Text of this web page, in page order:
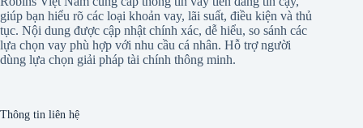
giúp bạn hiểu rõ các loại khoản vay, lãi suất, điều kiện và thủ
tục. Nội dung được cập nhật chính xác, dễ hiểu, so sánh các
lựa chọn vay phù hợp với nhu cầu cá nhân. Hỗ trợ người
dùng lựa chọn giải pháp tài chính thông minh.
Thông tin liên hệ